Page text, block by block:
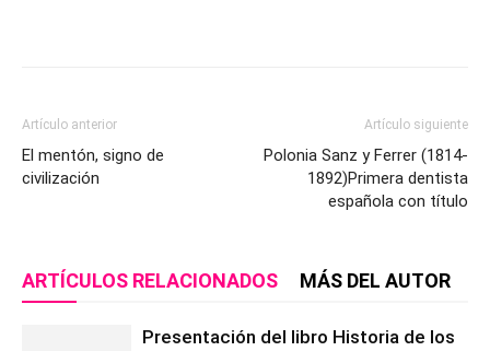
Artículo anterior
El mentón, signo de
civilización
Artículo siguiente
Polonia Sanz y Ferrer (1814-
1892)Primera dentista
española con título
ARTÍCULOS RELACIONADOS MÁS DEL AUTOR
Presentación del libro Historia de los